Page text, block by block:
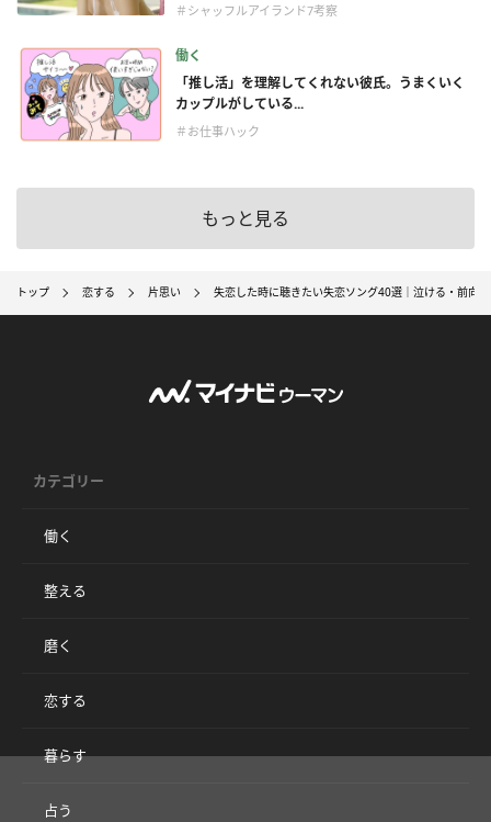
＃シャッフルアイランド7考察
働く
「推し活」を理解してくれない彼氏。うまくいく
カップルがしている...
＃お仕事ハック
もっと見る
トップ 恋する 片思い 失恋した時に聴きたい失恋ソング40選｜泣ける・前向
カテゴリー
働く
整える
磨く
恋する
暮らす
占う